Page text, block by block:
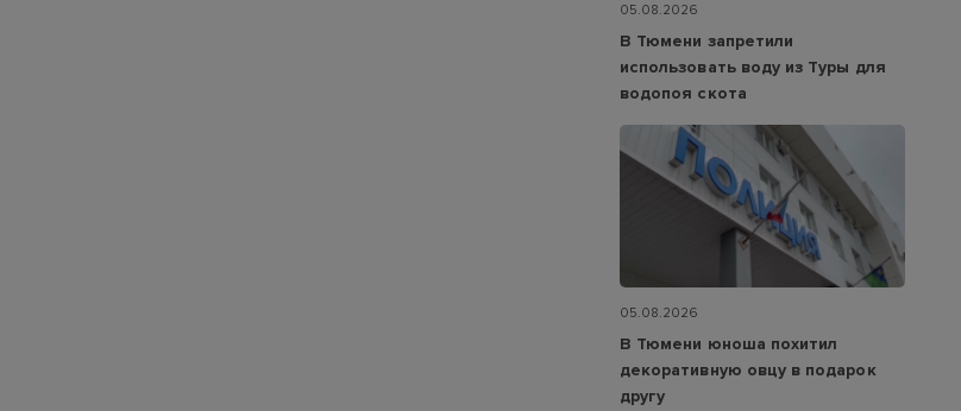
05.08.2026
В Тюмени запретили
использовать воду из Туры для
водопоя скота
05.08.2026
В Тюмени юноша похитил
декоративную овцу в подарок
другу